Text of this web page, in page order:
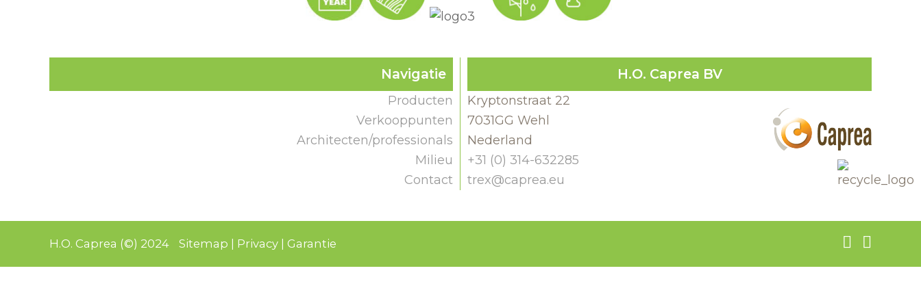
Navigatie
Producten
Verkooppunten
Architecten/professionals
Milieu
Contact
H.O. Caprea BV
Kryptonstraat 22
7031GG Wehl
Nederland
+31 (0) 314-632285
trex@caprea.eu
H.O. Caprea (©) 2024 Sitemap | Privacy | Garantie